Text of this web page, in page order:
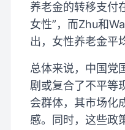
养老金的转移支付
女性”，而Zhu和
出，女性养老金平
总体来说，中国党
剧或复合了不平等
会群体，其市场化
感。同时，这些政